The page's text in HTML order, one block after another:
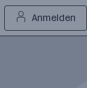
Anmelden